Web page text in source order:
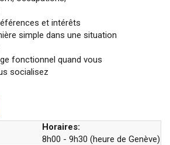
et intérêts
simple dans une situation
fonctionnel quand vous
socialisez
Horaires:
8h00 - 9h30 (heure de Genève)